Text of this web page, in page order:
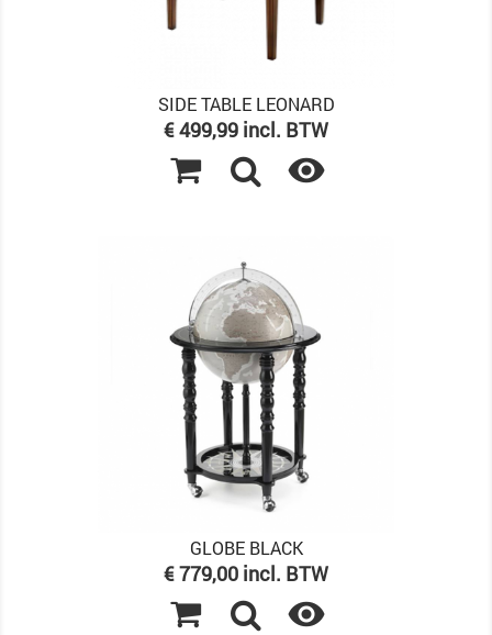
SIDE TABLE LEONARD
Prijs
€ 499,99 incl. BTW

GLOBE BLACK
Prijs
€ 779,00 incl. BTW
